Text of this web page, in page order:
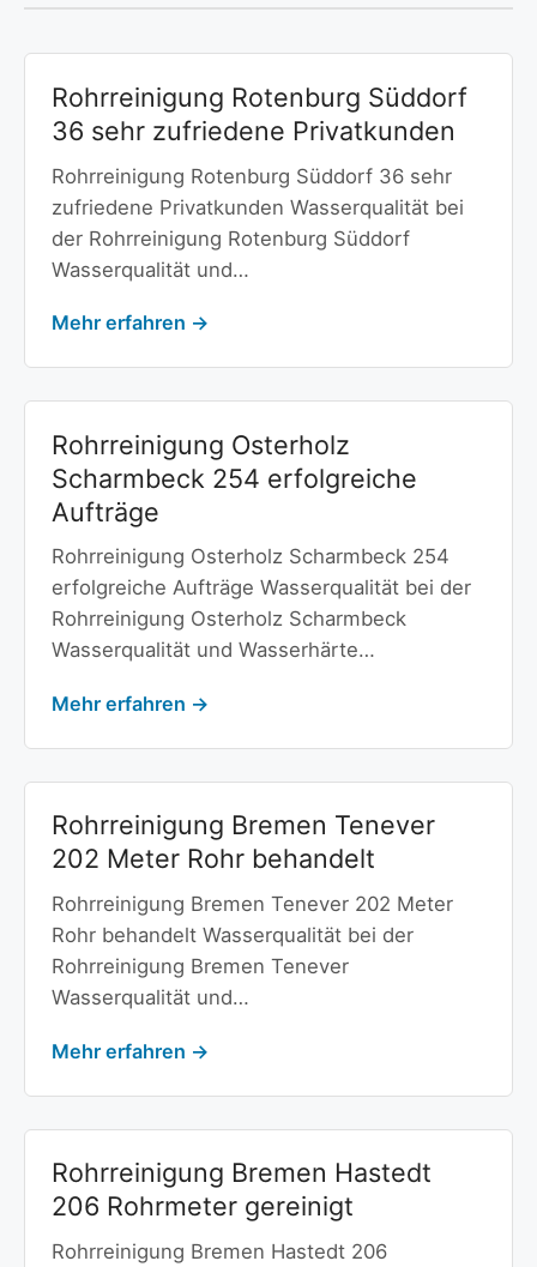
Rohrreinigung Rotenburg Süddorf
36 sehr zufriedene Privatkunden
Rohrreinigung Rotenburg Süddorf 36 sehr
zufriedene Privatkunden Wasserqualität bei
der Rohrreinigung Rotenburg Süddorf
Wasserqualität und…
Mehr erfahren →
Rohrreinigung Osterholz
Scharmbeck 254 erfolgreiche
Aufträge
Rohrreinigung Osterholz Scharmbeck 254
erfolgreiche Aufträge Wasserqualität bei der
Rohrreinigung Osterholz Scharmbeck
Wasserqualität und Wasserhärte…
Mehr erfahren →
Rohrreinigung Bremen Tenever
202 Meter Rohr behandelt
Rohrreinigung Bremen Tenever 202 Meter
Rohr behandelt Wasserqualität bei der
Rohrreinigung Bremen Tenever
Wasserqualität und…
Mehr erfahren →
Rohrreinigung Bremen Hastedt
206 Rohrmeter gereinigt
Rohrreinigung Bremen Hastedt 206